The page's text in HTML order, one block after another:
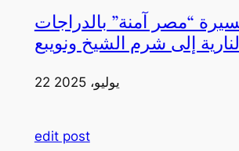
“مصر آمنة” بالدراجات
إلى شرم الشيخ ونويبع
22 يوليو، 2025
edit post